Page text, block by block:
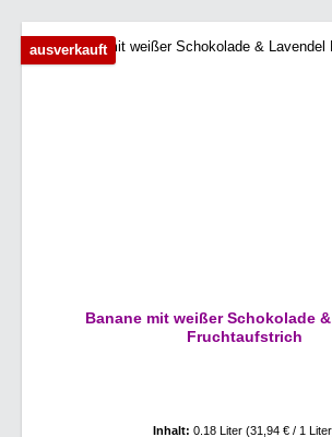
ausverkauft
Banane mit weißer Schokolade
Fruchtaufstrich
Inhalt: 0.18 Liter (31,94 € / 1